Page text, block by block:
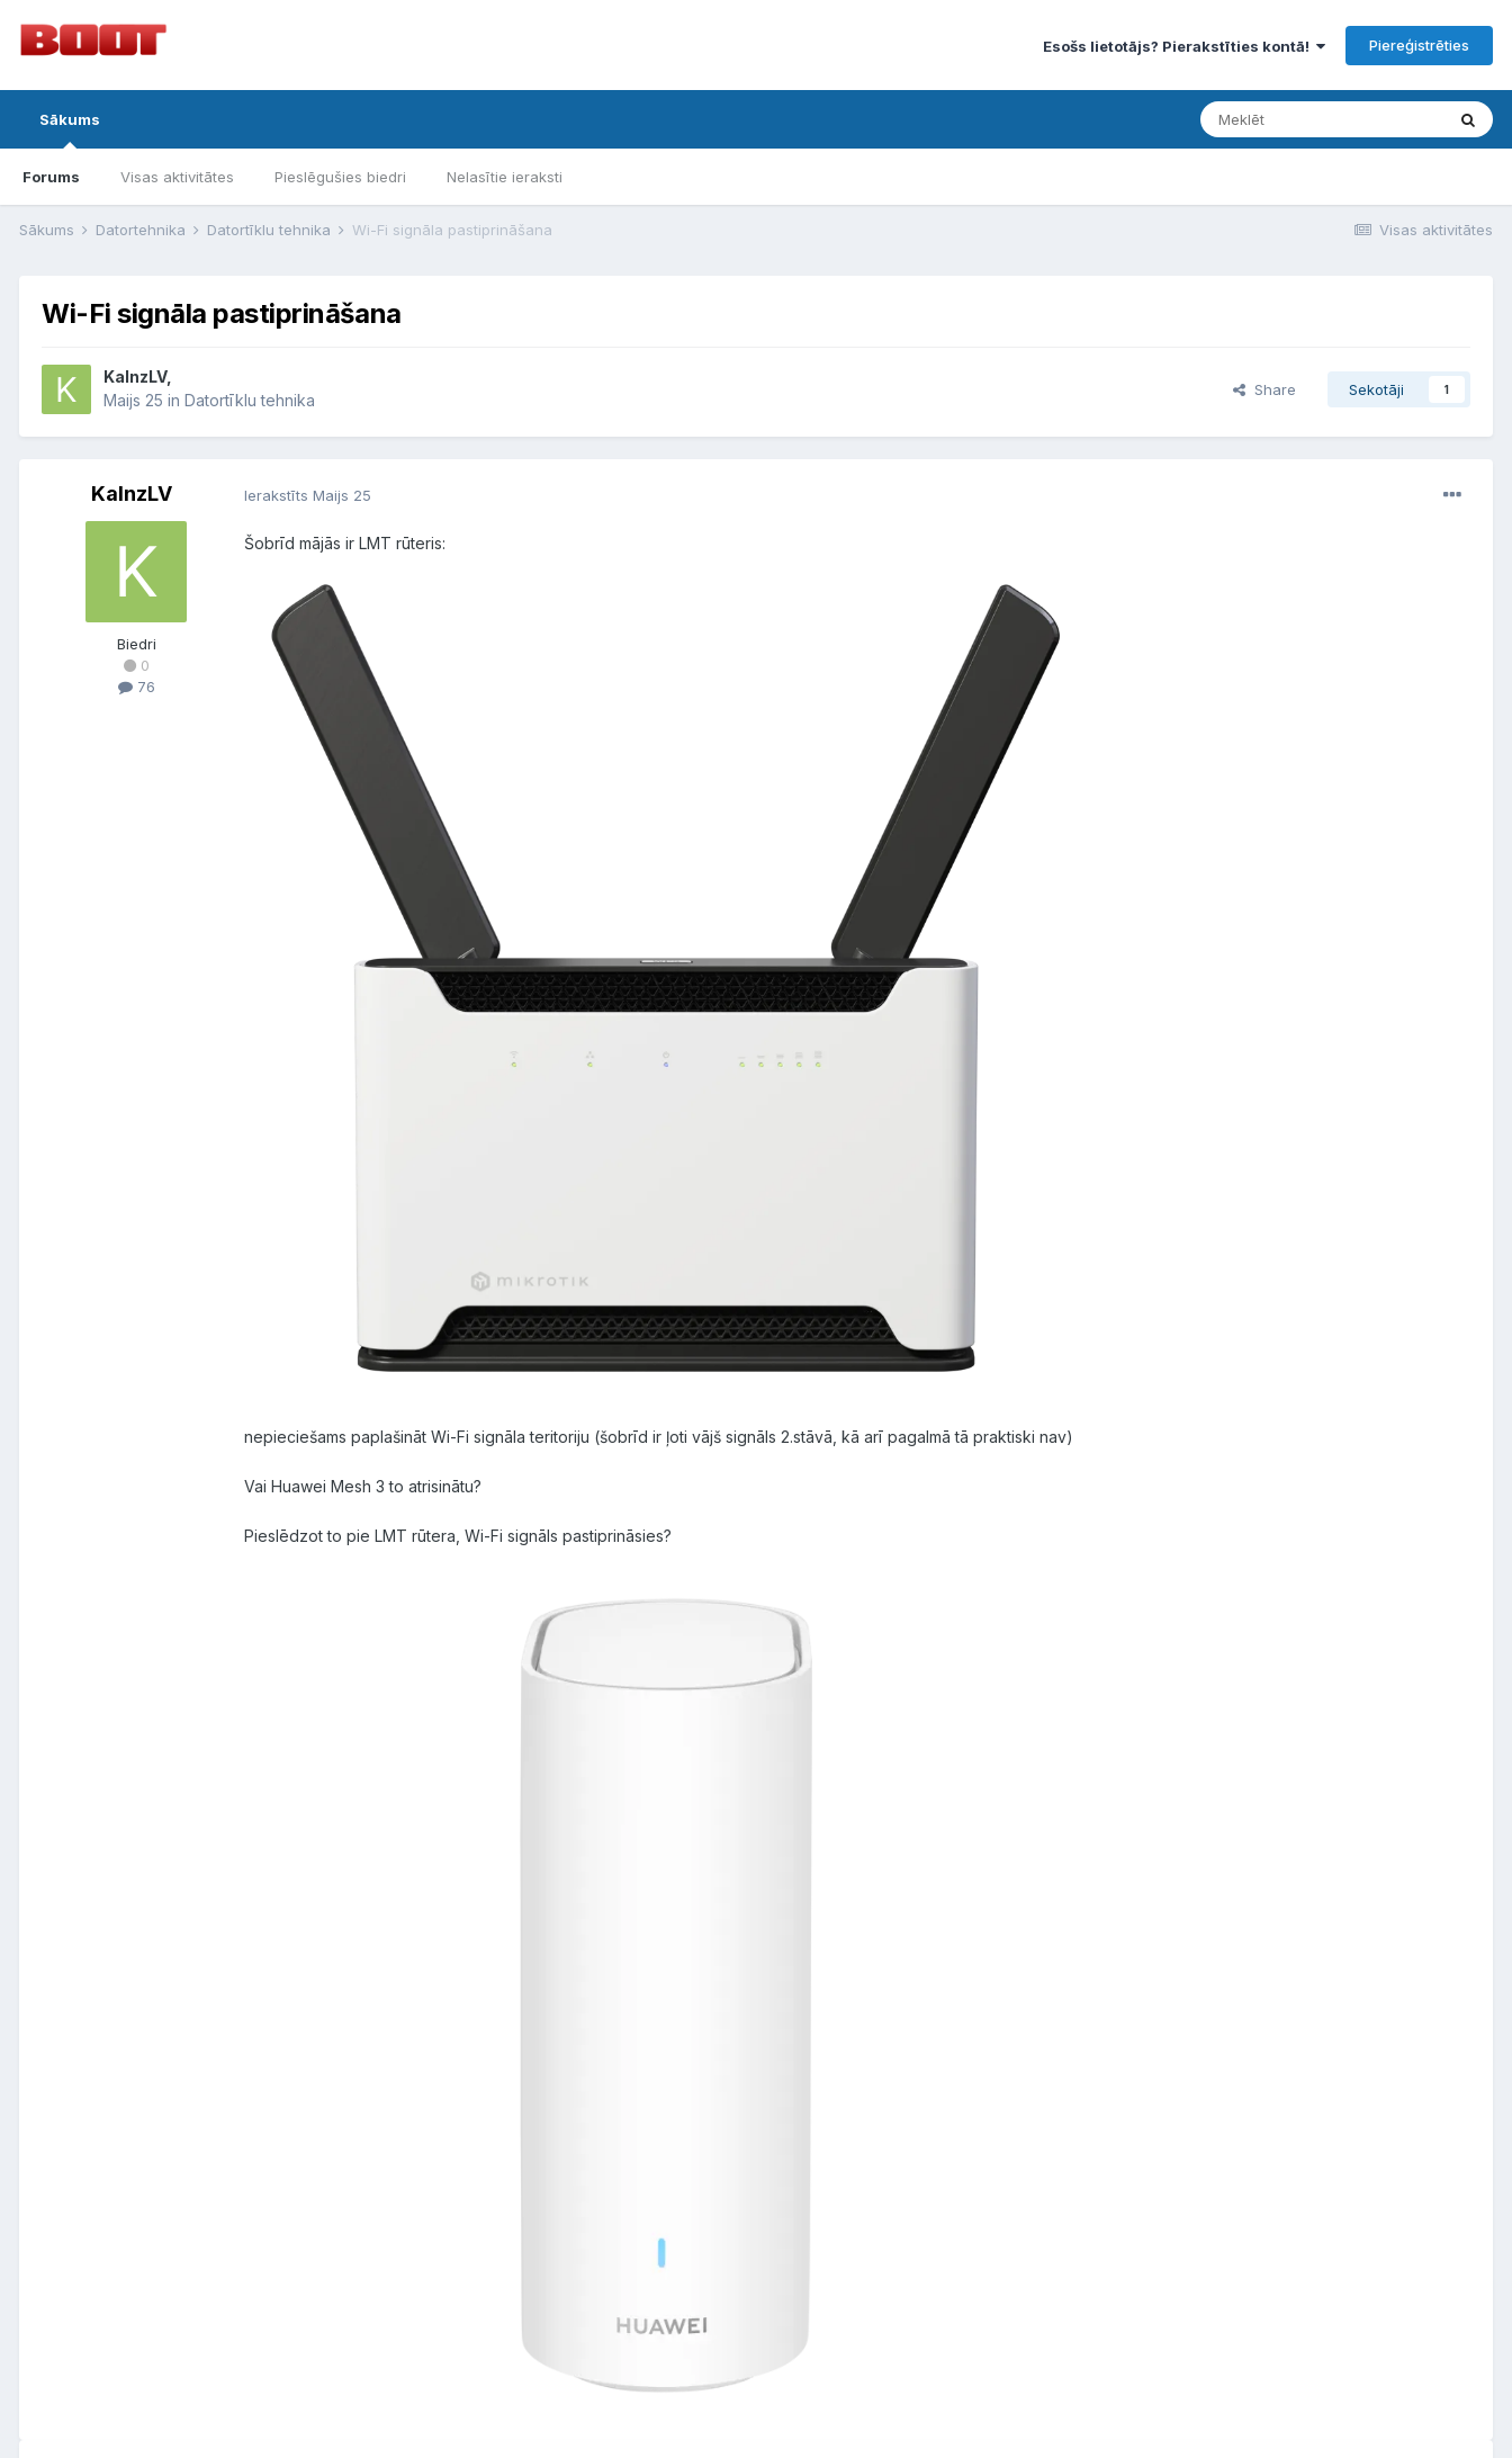
Esošs lietotājs? Pierakstīties kontā! Piereģistrēties
Sākums
Forums Visas aktivitātes Pieslēgušies biedri Nelasītie ieraksti
Visas aktivitātes
Sākums Datortehnika Datortīklu tehnika Wi-Fi signāla pastiprināšana
Wi-Fi signāla pastiprināšana
KalnzLV,
Maijs 25 in Datortīklu tehnika
Share Sekotāji 1
KalnzLV
Biedri
0
76
Ierakstīts Maijs 25
Šobrīd mājās ir LMT rūteris:
nepieciešams paplašināt Wi-Fi signāla teritoriju (šobrīd ir ļoti vājš signāls 2.stāvā, kā arī pagalmā tā praktiski nav)
Vai Huawei Mesh 3 to atrisinātu?
Pieslēdzot to pie LMT rūtera, Wi-Fi signāls pastiprināsies?